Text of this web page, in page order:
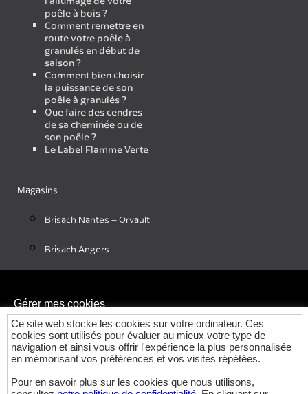
poêle à bois ?
Comment remettre en
route votre poêle à
granulés en début de
saison ?
Comment bien choisir
la puissance de son
poêle à granulés ?
Que faire des cendres
de sa cheminée ou de
son poêle ?
Le Label Flamme Verte
Magasins
Brisach Nantes – Orvault
Brisach Angers
Gérer mes cookies
© 2023 brisach-pdl.com
Ce site web stocke les cookies sur votre ordinateur. Ces
cookies sont utilisés pour évaluer au mieux votre type de
navigation et ainsi vous offrir l'expérience la plus personnalisée
en mémorisant vos préférences et vos visites répétées.
Pour en savoir plus sur les cookies que nous utilisons,